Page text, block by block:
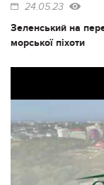
24.05.23
Зеленський на
морської піхоти